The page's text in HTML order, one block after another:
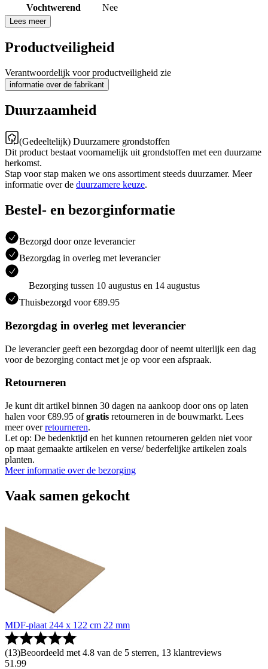
Vochtwerend
Nee
Lees meer
Productveiligheid
Verantwoordelijk voor productveiligheid zie
informatie over de fabrikant
Duurzaamheid
(Gedeeltelijk) Duurzamere grondstoffen
Dit product bestaat voornamelijk uit grondstoffen met een duurzame
herkomst.
Stap voor stap maken we ons assortiment steeds duurzamer. Meer
informatie over de duurzamere keuze.
Bestel- en bezorginformatie
Bezorgd door onze leverancier
Bezorgdag in overleg met leverancier
Bezorging tussen 10 augustus en 14 augustus
Thuisbezorgd voor €89.95
Bezorgdag in overleg met leverancier
De leverancier geeft een bezorgdag door of neemt uiterlijk een dag
voor de bezorging contact met je op voor een afspraak.
Retourneren
Je kunt dit artikel binnen 30 dagen na aankoop door ons op laten
halen voor €89.95 ofgratis retourneren in de bouwmarkt. Lees
meer overretourneren.
Let op: De bedenktijd en het kunnen retourneren gelden niet voor
op maat gemaakte artikelen en verse/ bederfelijke artikelen zoals
planten.
Meer informatie over de bezorging
Vaak samen gekocht
MDF-plaat 244 x 122 cm 22 mm
(13)Beoordeeld met 4.8 van de 5 sterren, 13 klantreviews
51 .99